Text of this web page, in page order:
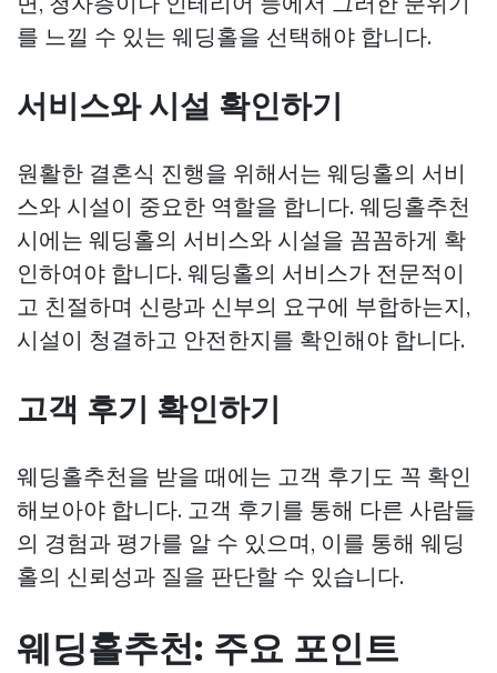
를 느낄 수 있는 웨딩홀을 선택해야 합니다.
서비스와 시설 확인하기
원활한 결혼식 진행을 위해서는 웨딩홀의 서비
스와 시설이 중요한 역할을 합니다. 웨딩홀추천
시에는 웨딩홀의 서비스와 시설을 꼼꼼하게 확
인하여야 합니다. 웨딩홀의 서비스가 전문적이
고 친절하며 신랑과 신부의 요구에 부합하는지,
시설이 청결하고 안전한지를 확인해야 합니다.
고객 후기 확인하기
웨딩홀추천을 받을 때에는 고객 후기도 꼭 확인
해보아야 합니다. 고객 후기를 통해 다른 사람들
의 경험과 평가를 알 수 있으며, 이를 통해 웨딩
홀의 신뢰성과 질을 판단할 수 있습니다.
웨딩홀추천: 주요 포인트